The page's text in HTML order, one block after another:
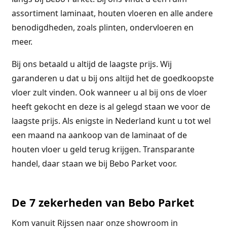
assortiment laminaat, houten vloeren en alle andere
benodigdheden, zoals plinten, ondervloeren en
meer.
Bij ons betaald u altijd de laagste prijs. Wij
garanderen u dat u bij ons altijd het de goedkoopste
vloer zult vinden. Ook wanneer u al bij ons de vloer
heeft gekocht en deze is al gelegd staan we voor de
laagste prijs. Als enigste in Nederland kunt u tot wel
een maand na aankoop van de laminaat of de
houten vloer u geld terug krijgen. Transparante
handel, daar staan we bij Bebo Parket voor.
De 7 zekerheden van Bebo Parket
Kom vanuit Rijssen naar onze showroom in